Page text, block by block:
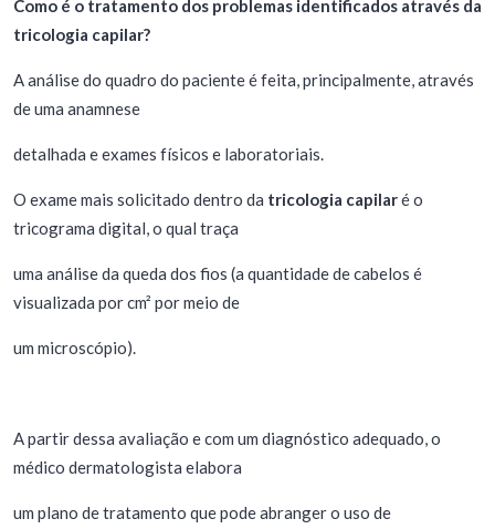
Como é o tratamento dos problemas identificados através da
tricologia capilar?
A análise do quadro do paciente é feita, principalmente, através
de uma anamnese
detalhada e exames físicos e laboratoriais.
O exame mais solicitado dentro da tricologia capilaré o
tricograma digital, o qual traça
uma análise da queda dos fios (a quantidade de cabelos é
visualizada por cm² por meio de
um microscópio).
A partir dessa avaliação e com um diagnóstico adequado, o
médico dermatologista elabora
um plano de tratamento que pode abranger o uso de